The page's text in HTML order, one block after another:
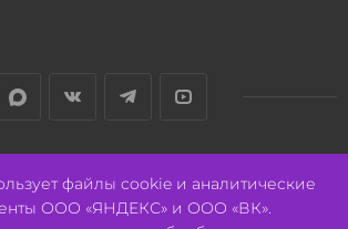
Разработано:Авалон
файлы cookie и аналитические
ООО «ЯНДЕКС» и ООО «ВК».